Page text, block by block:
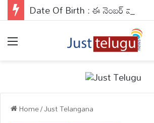
Home/Just Telangana